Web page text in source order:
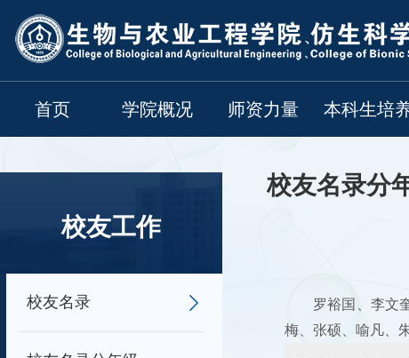
首页 学院概况 师资力量 本科生培
校友工作
校友名录
校友名录分
罗裕国、李文
梅、张硕、喻凡、